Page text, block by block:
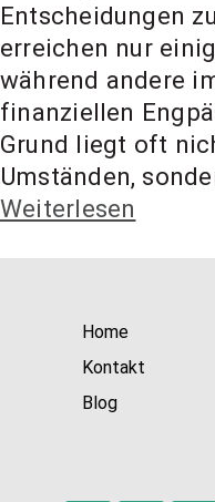
t
Entscheidungen
erreichen nur
während andere
finanziellen
Grund liegt oft
Umständen,
Weiterlesen
Home
Kontakt
Blog